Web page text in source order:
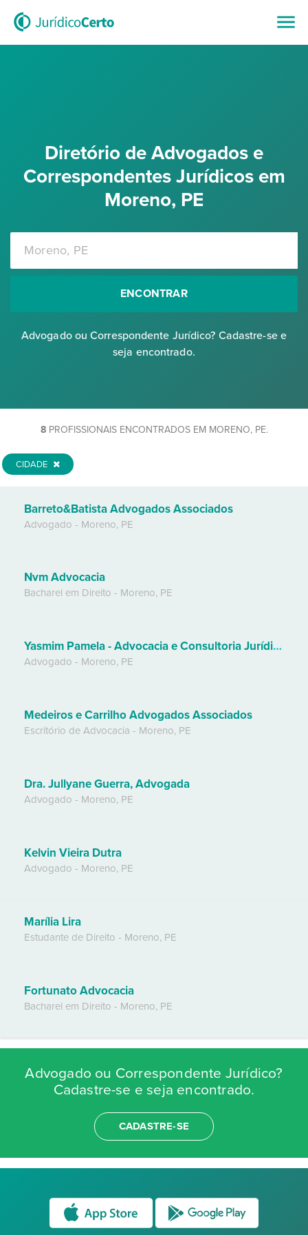
Diretório de Advogados e
Correspondentes Jurídicos em
Moreno, PE
ENCONTRAR
Advogado ou Correspondente Jurídico? Cadastre-se e
seja encontrado.
8PROFISSIONAIS ENCONTRADOS EM MORENO, PE.
CIDADE
Barreto&Batista Advogados Associados
Advogado - Moreno, PE
Nvm Advocacia
Bacharel em Direito - Moreno, PE
Yasmim Pamela - Advocacia e Consultoria Jurídica
Advogado - Moreno, PE
Medeiros e Carrilho Advogados Associados
Escritório de Advocacia - Moreno, PE
Dra. Jullyane Guerra, Advogada
Advogado - Moreno, PE
Kelvin Vieira Dutra
Advogado - Moreno, PE
Marília Lira
Estudante de Direito - Moreno, PE
Fortunato Advocacia
Bacharel em Direito - Moreno, PE
Advogado ou Correspondente Jurídico?
Cadastre-se e seja encontrado.
CADASTRE-SE